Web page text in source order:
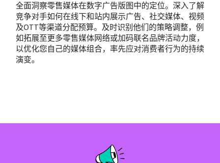
全面洞察零售媒体在数字广告版图中的定位。深入了解
竞争对手如何在线下和站内展示广告、社交媒体、视频
及OTT等渠道分配预算。及时识别他们的策略调整，例
如拓展至更多零售媒体网络或加码联名品牌活动力度，
以优化您自己的媒体组合，率先应对消费者行为的持续
演变。